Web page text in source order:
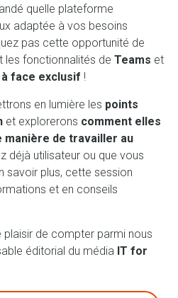
quelle plateforme
adaptée à vos besoins
pas cette opportunité de
les fonctionnalités de Teams et
face exclusif !
en lumière les points
et explorerons comment elles
de travailler au
déjà utilisateur ou que vous
savoir plus, cette session
et en conseils
de compter parmi nous
éditorial du média IT for